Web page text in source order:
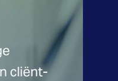
cliënt-